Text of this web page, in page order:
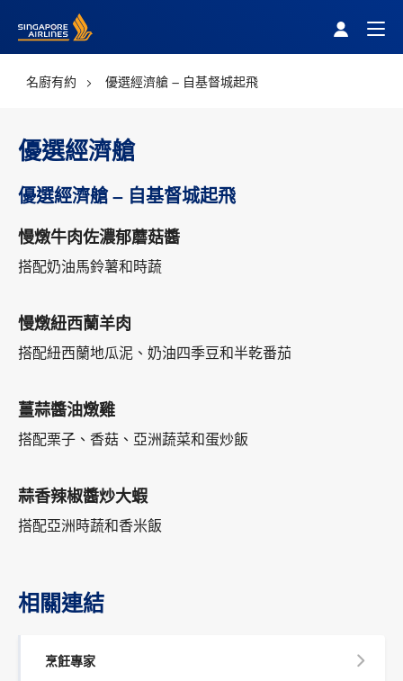
名廚有約 優選經濟艙 – 自基督城起飛
優選經濟艙
優選經濟艙 – 自基督城起飛
慢燉牛肉佐濃郁蘑菇醬
搭配奶油馬鈴薯和時蔬
慢燉紐西蘭羊肉
搭配紐西蘭地瓜泥、奶油四季豆和半乾番茄
薑蒜醬油燉雞
搭配栗子、香菇、亞洲蔬菜和蛋炒飯
蒜香辣椒醬炒大蝦
搭配亞洲時蔬和香米飯
相關連結
烹飪專家